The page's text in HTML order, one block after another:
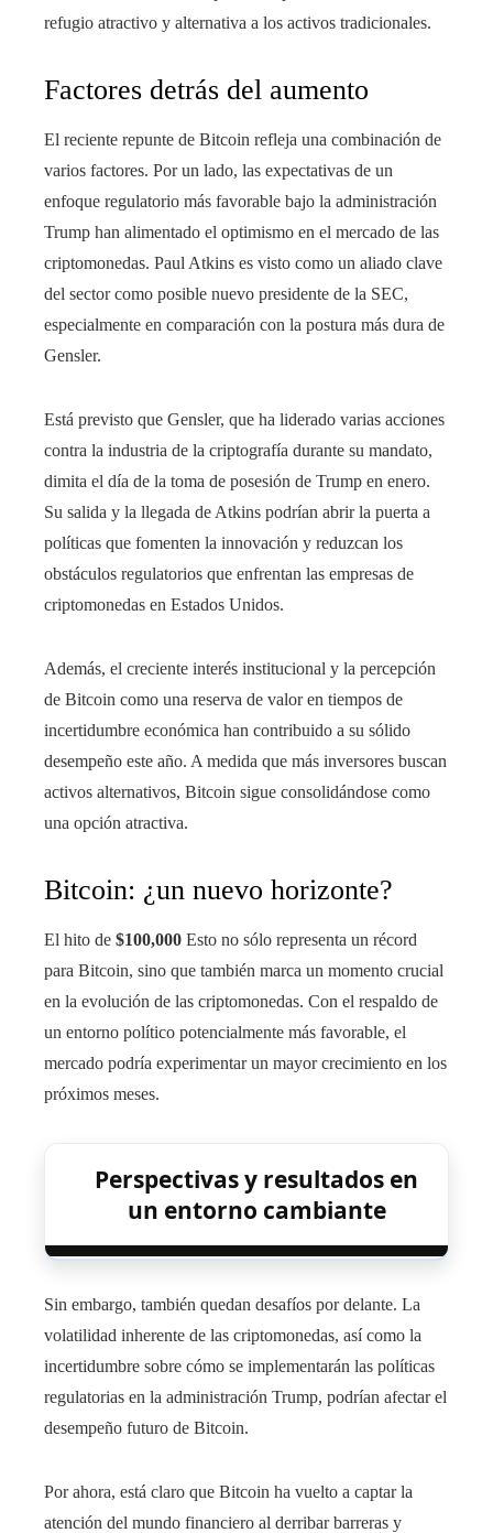
refugio atractivo y alternativa a los activos tradicionales.
Factores detrás del aumento
El reciente repunte de Bitcoin refleja una combinación de
varios factores. Por un lado, las expectativas de un
enfoque regulatorio más favorable bajo la administración
Trump han alimentado el optimismo en el mercado de las
criptomonedas. Paul Atkins es visto como un aliado clave
del sector como posible nuevo presidente de la SEC,
especialmente en comparación con la postura más dura de
Gensler.
Está previsto que Gensler, que ha liderado varias acciones
contra la industria de la criptografía durante su mandato,
dimita el día de la toma de posesión de Trump en enero.
Su salida y la llegada de Atkins podrían abrir la puerta a
políticas que fomenten la innovación y reduzcan los
obstáculos regulatorios que enfrentan las empresas de
criptomonedas en Estados Unidos.
Además, el creciente interés institucional y la percepción
de Bitcoin como una reserva de valor en tiempos de
incertidumbre económica han contribuido a su sólido
desempeño este año. A medida que más inversores buscan
activos alternativos, Bitcoin sigue consolidándose como
una opción atractiva.
Bitcoin: ¿un nuevo horizonte?
El hito de $100,000 Esto no sólo representa un récord
para Bitcoin, sino que también marca un momento crucial
en la evolución de las criptomonedas. Con el respaldo de
un entorno político potencialmente más favorable, el
mercado podría experimentar un mayor crecimiento en los
próximos meses.
Perspectivas y resultados en
un entorno cambiante
Sin embargo, también quedan desafíos por delante. La
volatilidad inherente de las criptomonedas, así como la
incertidumbre sobre cómo se implementarán las políticas
regulatorias en la administración Trump, podrían afectar el
desempeño futuro de Bitcoin.
Por ahora, está claro que Bitcoin ha vuelto a captar la
atención del mundo financiero al derribar barreras y